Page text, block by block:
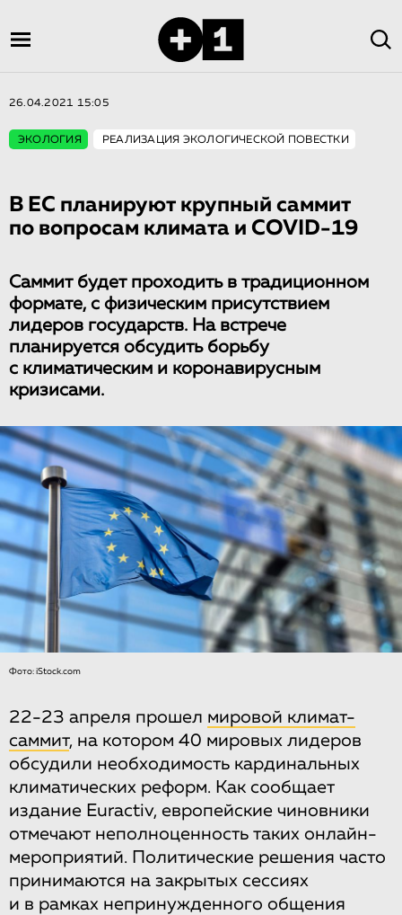
26.04.2021 15:05
ЭКОЛОГИЯ РЕАЛИЗАЦИЯ ЭКОЛОГИЧЕСКОЙ ПОВЕСТКИ
В ЕС планируют крупный саммит
по вопросам климата и COVID-19
Саммит будет проходить в традиционном
формате, с физическим присутствием
лидеров государств. На встрече
планируется обсудить борьбу
с климатическим и коронавирусным
кризисами.
Фото: iStock.com
22-23 апреля прошел мировой климат-
саммит, на котором 40 мировых лидеров
обсудили необходимость кардинальных
климатических реформ. Как сообщает
издание Euractiv, европейские чиновники
отмечают неполноценность таких онлайн-
мероприятий. Политические решения часто
принимаются на закрытых сессиях
и в рамках непринужденного общения